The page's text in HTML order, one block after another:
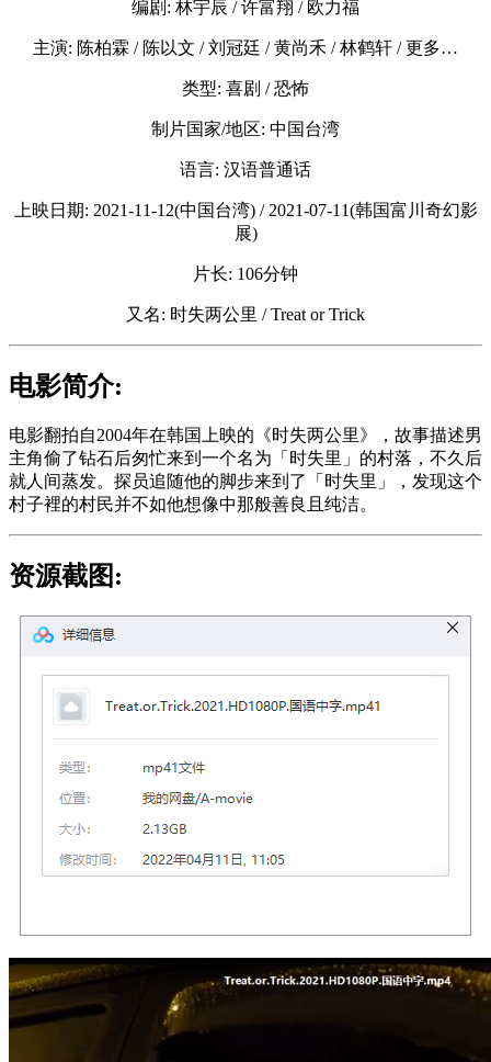
编剧: 林宇辰 / 许富翔 / 欧力福
主演: 陈柏霖 / 陈以文 / 刘冠廷 / 黄尚禾 / 林鹤轩 / 更多…
类型: 喜剧 / 恐怖
制片国家/地区: 中国台湾
语言: 汉语普通话
上映日期: 2021-11-12(中国台湾) / 2021-07-11(韩国富川奇幻影
展)
片长: 106分钟
又名: 时失两公里 / Treat or Trick
电影简介:
电影翻拍自2004年在韩国上映的《时失两公里》，故事描述男
主角偷了钻石后匆忙来到一个名为「时失里」的村落，不久后
就人间蒸发。探员追随他的脚步来到了「时失里」，发现这个
村子裡的村民并不如他想像中那般善良且纯洁。
资源截图: